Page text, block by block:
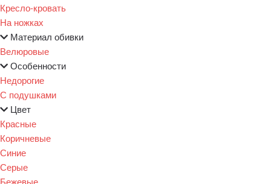
Кресло-кровать
На ножках
Материал обивки
Велюровые
Особенности
Недорогие
С подушками
Цвет
Красные
Коричневые
Синие
Серые
Бежевые